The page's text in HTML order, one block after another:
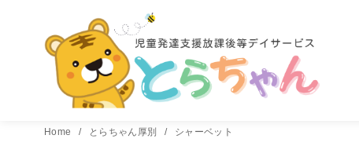
Home とらちゃん厚別 シャーベット